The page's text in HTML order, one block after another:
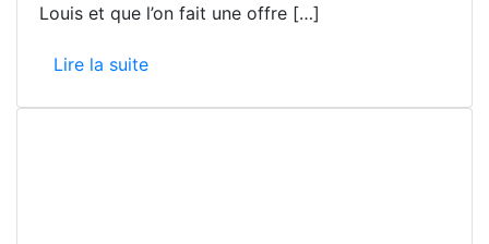
Louis et que l’on fait une offre […]
Lire la suite